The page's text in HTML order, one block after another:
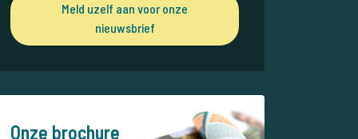
Meld uzelf aan voor onze
nieuwsbrief
Onze brochure